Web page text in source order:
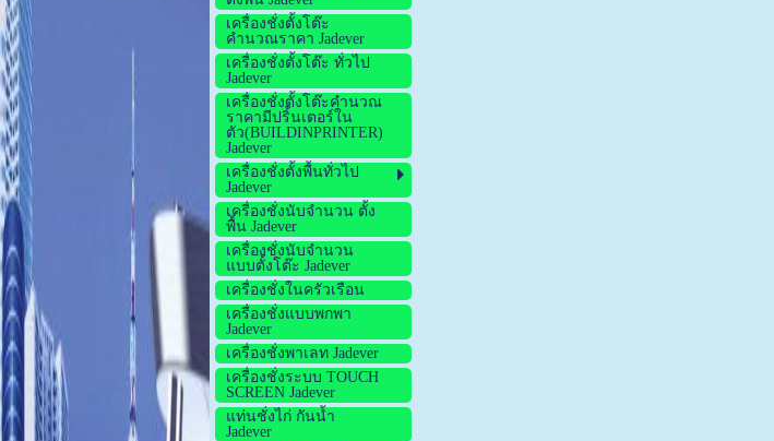
เครื่องชั่งตั้งโต๊ะ
คำนวณราคา Jadever
เครื่องชั่งตั้งโต๊ะ ทั่วไป
Jadever
เครื่องชั่งตั้งโต๊ะคำนวณ
ราคามีปริ้นเตอร์ใน
ตัว(BUILDINPRINTER)
Jadever
เครื่องชั่งตั้งพื้นทั่วไป
Jadever
เครื่องชั่งนับจำนวน ตั้ง
พื้น Jadever
เครื่องชั่งนับจำนวน
แบบตั้งโต๊ะ Jadever
เครื่องชั่งในครัวเรือน
เครื่องชั่งแบบพกพา
Jadever
เครื่องชั่งพาเลท Jadever
เครื่องชั่งระบบ TOUCH
SCREEN Jadever
แท่นชั่งไก่ กันน้ำ
Jadever